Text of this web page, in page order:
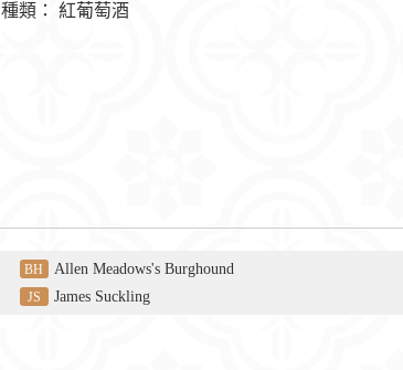
種類： 紅葡萄酒
BH Allen Meadows's Burghound
JS James Suckling